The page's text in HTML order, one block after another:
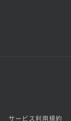
サービス利用規約